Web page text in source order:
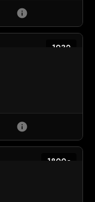
info
1932
info
1800c